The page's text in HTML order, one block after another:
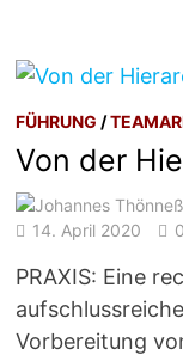
FÜHRUNG /
Von der
14. April 2020
0
PRAXIS: Eine
Vorbereitung